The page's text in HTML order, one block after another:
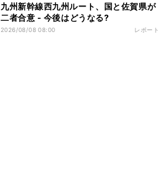
九州新幹線西九州ルート、国と佐賀県が
二者合意 - 今後はどうなる?
2026/08/08 08:00 レポート